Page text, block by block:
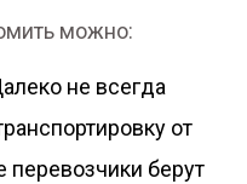
можно:
не всегда
от
перевозчики берут